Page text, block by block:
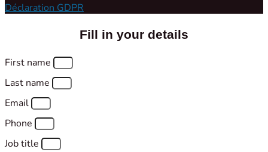
Déclaration GDPR
Fill in your details
First name
Last name
Email
Phone
Job title